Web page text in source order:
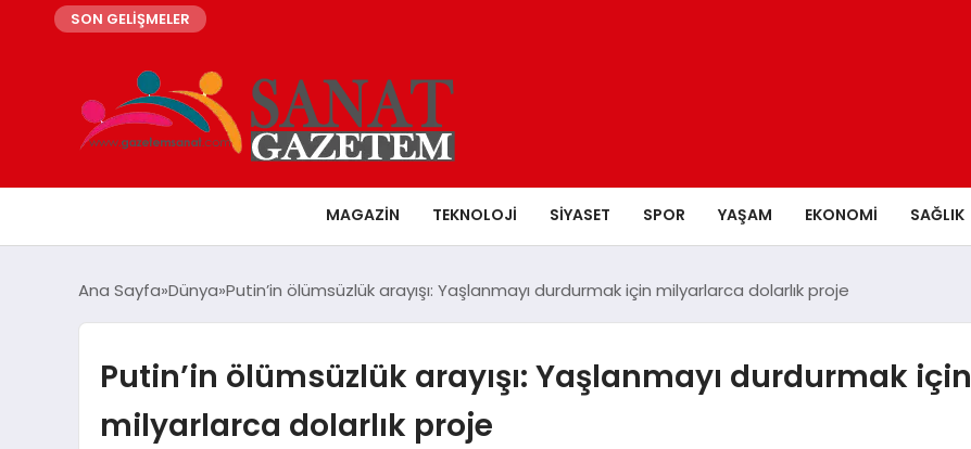
SON GELİŞMELER
MAGAZIN TEKNOLOJI SIYASET SPOR YAŞAM EKONOMI SAĞLIK
Ana Sayfa Dünya Putin’in ölümsüzlük arayışı: Yaşlanmayı durdurmak için milyarlarca dolarlık proje
Putin’in ölümsüzlük arayışı: Yaşlanmayı durdurmak için
milyarlarca dolarlık proje